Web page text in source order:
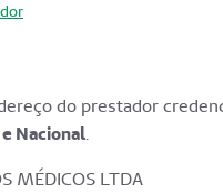
do prestador
Nacional.
MÉDICOS LTDA